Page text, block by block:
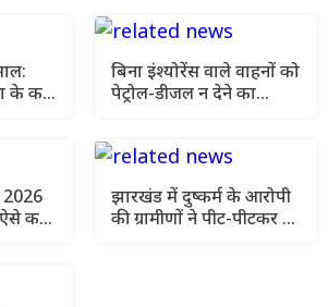
के कड़े
बिना इंश्योरेंस वाले वाहनों को
पेट्रोल-डीजल न देने का
2026
करें
झारखंड में दुष्कर्म के आरोपी
की ग्रामीणों ने पीट-पीटकर की